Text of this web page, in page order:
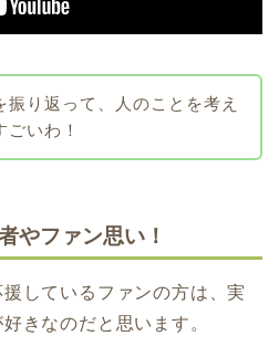
振り返って、人のことを考え
ごいわ！
やファン思い！
しているファンの方は、実
きなのだと思います。